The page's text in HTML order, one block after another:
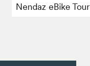
Nendaz eBike Tour